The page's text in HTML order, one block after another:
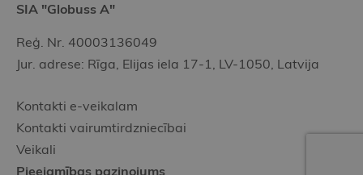
SIA "Globuss A"
Reģ. Nr. 40003136049
Jur. adrese: Rīga, Elijas iela 17-1, LV-1050, Latvija
Kontakti e-veikalam
Kontakti vairumtirdzniecībai
Veikali
Pieejamības paziņojums